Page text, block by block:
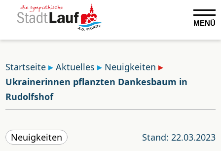
MENÜ
Startseite Aktuelles
Neuigkeiten
Ukrainerinnen pflanzten Dankesbaum in
Rudolfshof
Stand: 22.03.2023
Neuigkeiten